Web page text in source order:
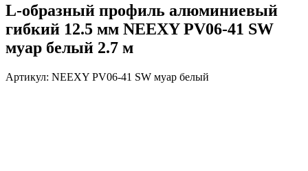
L-образный профиль алюминиевый
гибкий 12.5 мм NEEXY PV06-41 SW
муар белый 2.7 м
Артикул: NEEXY PV06-41 SW муар белый